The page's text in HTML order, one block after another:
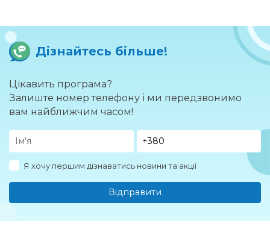
Дізнайтесь більше!
Цікавить програма?
Залиште номер телефону і ми передзвонимо
вам найближчим часом!
Я хочу першим дізнаватись новини та акції
Відправити